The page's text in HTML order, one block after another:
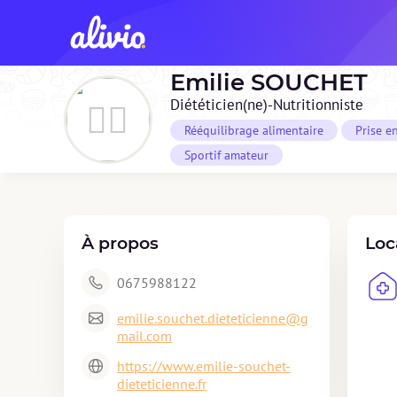
Emilie SOUCHET
Diététicien(ne)-Nutritionniste
Rééquilibrage alimentaire
Prise
Sportif amateur
À propos
0675988122
emilie.souchet.dieteticienne@g
mail.com
https://www.emilie-souchet-
dieteticienne.fr